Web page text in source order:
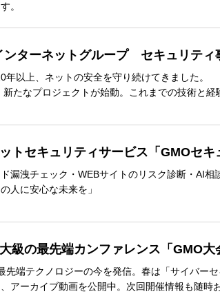
。
ンターネットグループ セキュリティ
年以上、ネットの安全を守り続けてきました。
新たなプロジェクトが始動。これまでの技術と経
トセキュリティサービス「GMOセキ
漏洩チェック・WEBサイトのリスク診断・AI相
の人に安心な未来を」
級の最先端カンファレンス「GMO
先端テクノロジーの今を発信。春は「サイバー
アーカイブ動画を公開中。次回開催情報も随時